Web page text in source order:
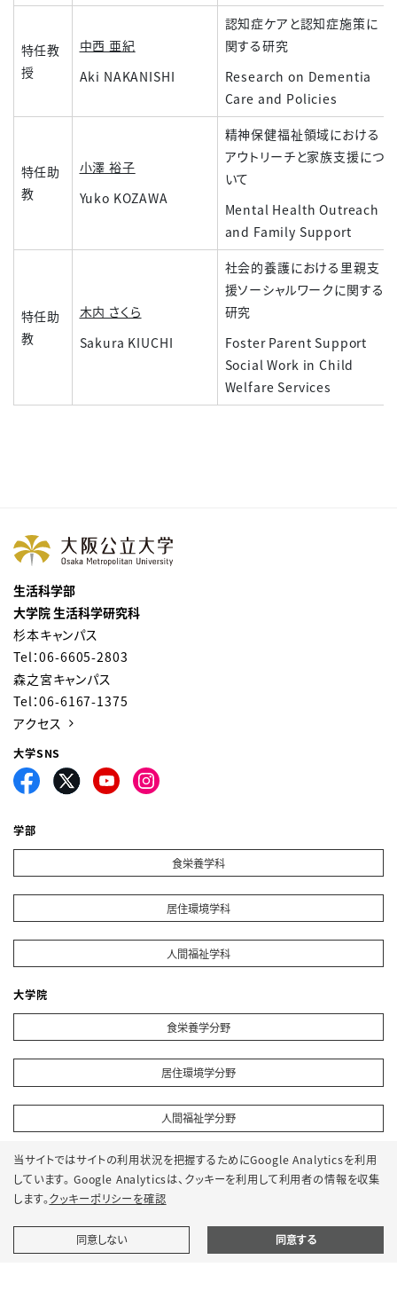
特任教
授
中西 亜紀
Aki NAKANISHI
認知症ケアと認知症施策に
関する研究
Research on Dementia
Care and Policies
特任助
教
小澤 裕子
Yuko KOZAWA
精神保健福祉領域における
アウトリーチと家族支援につ
いて
Mental Health Outreach
and Family Support
特任助
教
木内 さくら
Sakura KIUCHI
社会的養護における里親支
援ソーシャルワークに関する
研究
Foster Parent Support
Social Work in Child
Welfare Services
当サイトではサイトの利用状況を把握するためにGoogle Analyticsを利用
しています。 Google Analyticsは、 クッキーを利用して利用者の情報を収集
します。クッキーポリシーを確認
同意しない 同意する
生活科学部
大学院 生活科学研究科
杉本キャンパス
Tel：06-6605-2803
森之宮キャンパス
Tel：06-6167-1375
アクセス
大学SNS
学部
食栄養学科
居住環境学科
人間福祉学科
大学院
食栄養学分野
居住環境学分野
人間福祉学分野
プライバシーポリシー
サイトポリシー
ソーシャルメディアポリシー